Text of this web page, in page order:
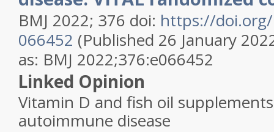
BMJ 2022; 376 doi: https://
066452 (Published 26 January
as: BMJ 2022;376:e066452
Linked Opinion
Vitamin D and fish oil
autoimmune disease